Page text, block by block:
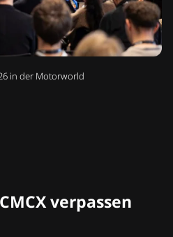
in der Motorworld
verpassen